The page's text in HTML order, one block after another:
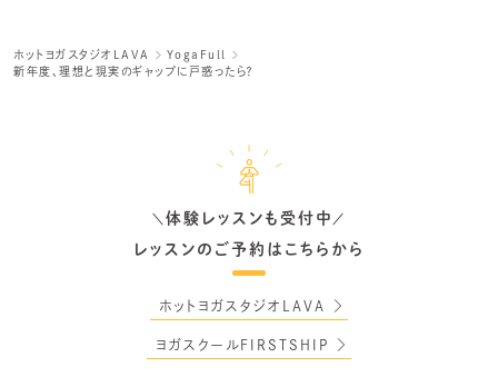
ホットヨガスタジオLAVA
YogaFull
新年度、理想と現実のギャップに戸惑ったら？
＼ 体験レッスンも受付中 ／
レッスンのご予約はこちらから
ホットヨガスタジオLAVA
ヨガスクールFIRSTSHIP